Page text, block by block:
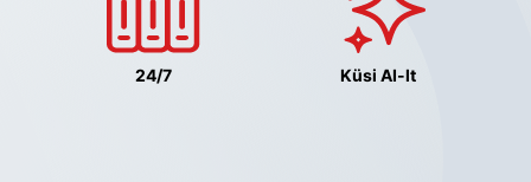
24/7 Küsi AI-lt